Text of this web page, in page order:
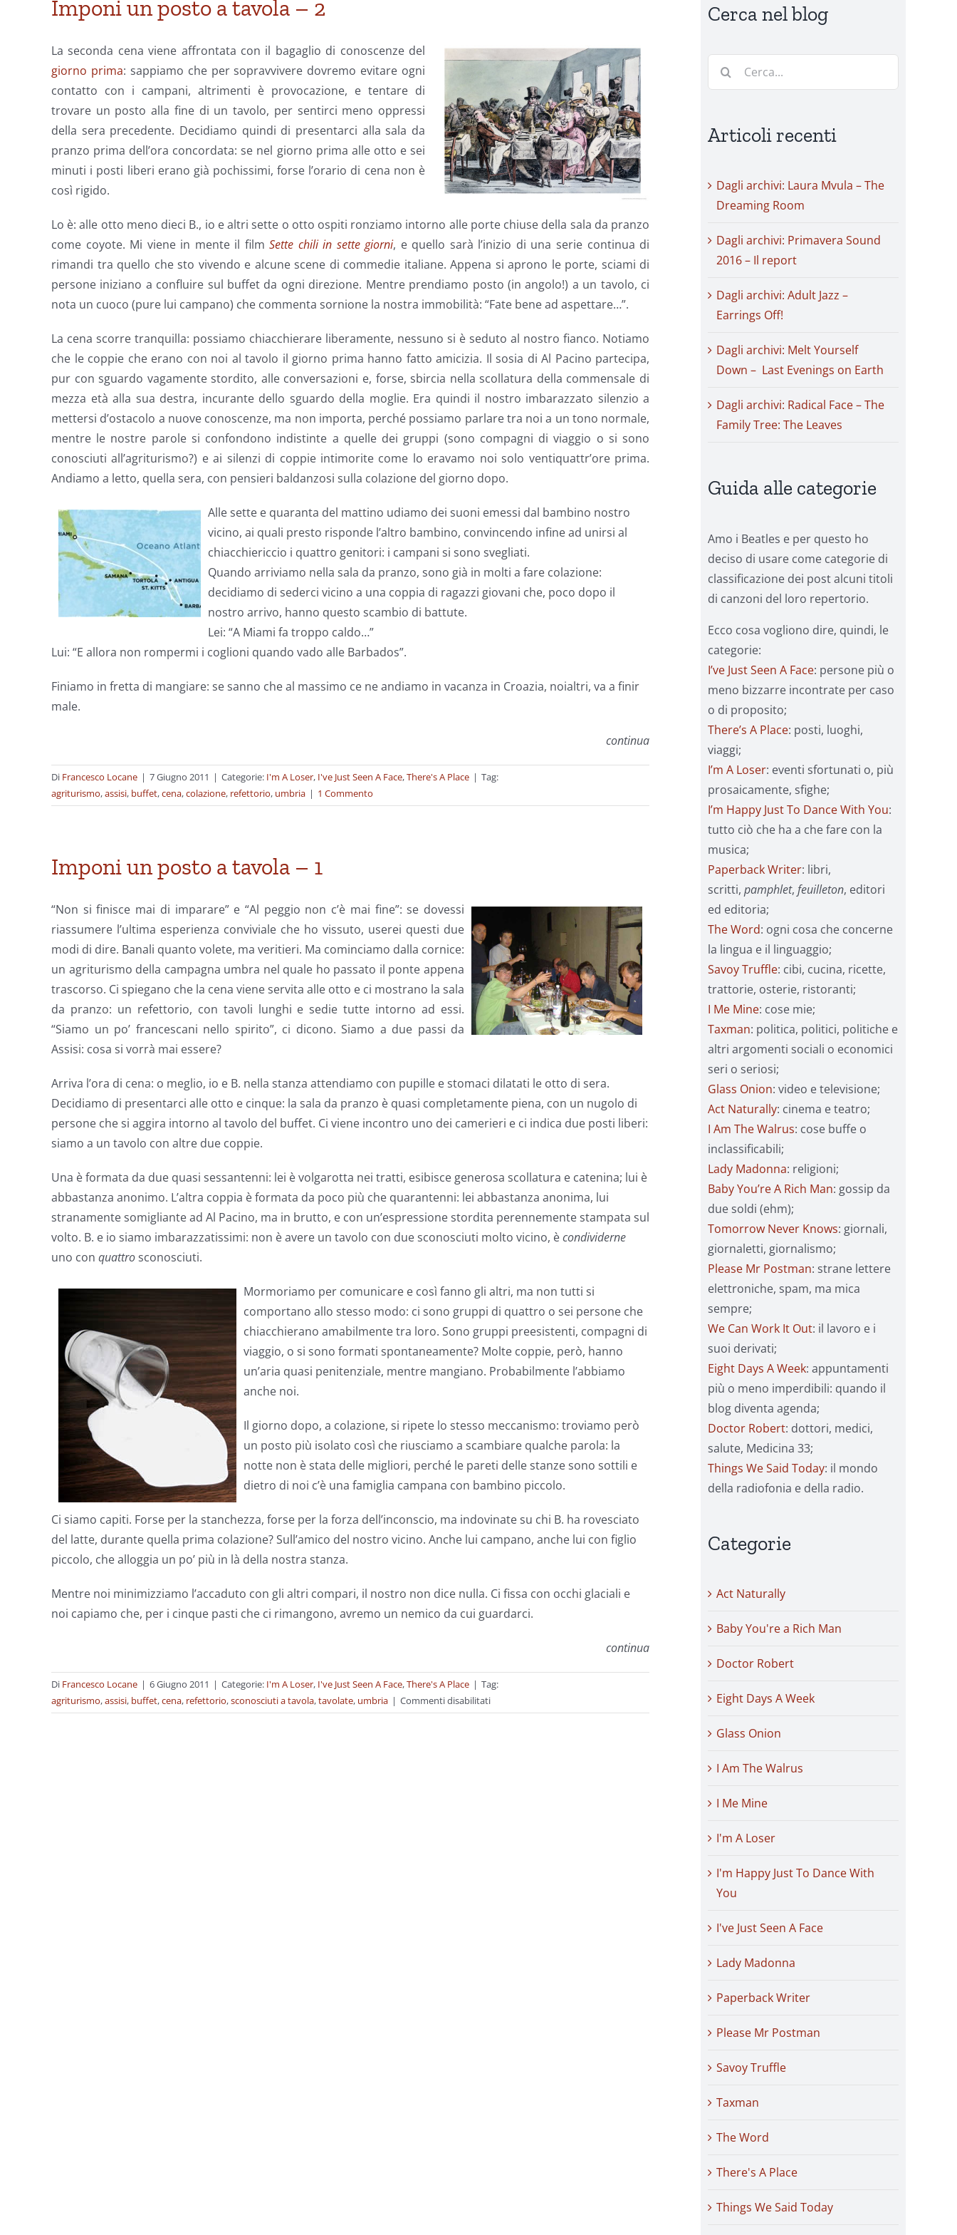
Imponi un posto a tavola – 2
La seconda cena viene affrontata con il bagaglio di conoscenze del
giorno prima: sappiamo che per sopravvivere dovremo evitare ogni
contatto con i campani, altrimenti è provocazione, e tentare di
trovare un posto alla fine di un tavolo, per sentirci meno oppressi
della sera precedente. Decidiamo quindi di presentarci alla sala da
pranzo prima dell’ora concordata: se nel giorno prima alle otto e sei
minuti i posti liberi erano già pochissimi, forse l’orario di cena non è
così rigido.
Lo è: alle otto meno dieci B., io e altri sette o otto ospiti ronziamo intorno alle porte chiuse della sala da pranzo
come coyote. Mi viene in mente il filmSette chili in sette giorni, e quello sarà l’inizio di una serie continua di
rimandi tra quello che sto vivendo e alcune scene di commedie italiane. Appena si aprono le porte, sciami di
persone iniziano a confluire sul buffet da ogni direzione. Mentre prendiamo posto (in angolo!) a un tavolo, ci
nota un cuoco (pure lui campano) che commenta sornione la nostra immobilità: “Fate bene ad aspettare…”.
La cena scorre tranquilla: possiamo chiacchierare liberamente, nessuno si è seduto al nostro fianco. Notiamo
che le coppie che erano con noi al tavolo il giorno prima hanno fatto amicizia. Il sosia di Al Pacino partecipa,
pur con sguardo vagamente stordito, alle conversazioni e, forse, sbircia nella scollatura della commensale di
mezza età alla sua destra, incurante dello sguardo della moglie. Era quindi il nostro imbarazzato silenzio a
mettersi d’ostacolo a nuove conoscenze, ma non importa, perché possiamo parlare tra noi a un tono normale,
mentre le nostre parole si confondono indistinte a quelle dei gruppi (sono compagni di viaggio o si sono
conosciuti all’agriturismo?) e ai silenzi di coppie intimorite come lo eravamo noi solo ventiquattr’ore prima.
Andiamo a letto, quella sera, con pensieri baldanzosi sulla colazione del giorno dopo.
Alle sette e quaranta del mattino udiamo dei suoni emessi dal bambino nostro
vicino, ai quali presto risponde l’altro bambino, convincendo infine ad unirsi al
chiacchiericcio i quattro genitori: i campani si sono svegliati.
Quando arriviamo nella sala da pranzo, sono già in molti a fare colazione:
decidiamo di sederci vicino a una coppia di ragazzi giovani che, poco dopo il
nostro arrivo, hanno questo scambio di battute.
Lei: “A Miami fa troppo caldo…”
Lui: “E allora non rompermi i coglioni quando vado alle Barbados”.
Finiamo in fretta di mangiare: se sanno che al massimo ce ne andiamo in vacanza in Croazia, noialtri, va a finir
male.
continua
Di Francesco Locane | 7 Giugno 2011 | Categorie: I'm A Loser, I've Just Seen A Face,There's A Place | Tag:
agriturismo,assisi, buffet,cena,colazione, refettorio, umbria | 1 Commento
Imponi un posto a tavola – 1
“Non si finisce mai di imparare” e “Al peggio non c’è mai fine”: se dovessi
riassumere l’ultima esperienza conviviale che ho vissuto, userei questi due
modi di dire. Banali quanto volete, ma veritieri. Ma cominciamo dalla cornice:
un agriturismo della campagna umbra nel quale ho passato il ponte appena
trascorso. Ci spiegano che la cena viene servita alle otto e ci mostrano la sala
da pranzo: un refettorio, con tavoli lunghi e sedie tutte intorno ad essi.
“Siamo un po’ francescani nello spirito”, ci dicono. Siamo a due passi da
Assisi: cosa si vorrà mai essere?
Arriva l’ora di cena: o meglio, io e B. nella stanza attendiamo con pupille e stomaci dilatati le otto di sera.
Decidiamo di presentarci alle otto e cinque: la sala da pranzo è quasi completamente piena, con un nugolo di
persone che si aggira intorno al tavolo del buffet. Ci viene incontro uno dei camerieri e ci indica due posti liberi:
siamo a un tavolo con altre due coppie.
Una è formata da due quasi sessantenni: lei è volgarotta nei tratti, esibisce generosa scollatura e catenina; lui è
abbastanza anonimo. L’altra coppia è formata da poco più che quarantenni: lei abbastanza anonima, lui
stranamente somigliante ad Al Pacino, ma in brutto, e con un’espressione stordita perennemente stampata sul
volto. B. e io siamo imbarazzatissimi: non è avere un tavolo con due sconosciuti molto vicino, ècondividerne
uno con quattrosconosciuti.
Mormoriamo per comunicare e così fanno gli altri, ma non tutti si
comportano allo stesso modo: ci sono gruppi di quattro o sei persone che
chiacchierano amabilmente tra loro. Sono gruppi preesistenti, compagni di
viaggio, o si sono formati spontaneamente? Molte coppie, però, hanno
un’aria quasi penitenziale, mentre mangiano. Probabilmente l’abbiamo
anche noi.
Il giorno dopo, a colazione, si ripete lo stesso meccanismo: troviamo però
un posto più isolato così che riusciamo a scambiare qualche parola: la
notte non è stata delle migliori, perché le pareti delle stanze sono sottili e
dietro di noi c’è una famiglia campana con bambino piccolo.
Ci siamo capiti. Forse per la stanchezza, forse per la forza dell’inconscio, ma indovinate su chi B. ha rovesciato
del latte, durante quella prima colazione? Sull’amico del nostro vicino. Anche lui campano, anche lui con figlio
piccolo, che alloggia un po’ più in là della nostra stanza.
Mentre noi minimizziamo l’accaduto con gli altri compari, il nostro non dice nulla. Ci fissa con occhi glaciali e
noi capiamo che, per i cinque pasti che ci rimangono, avremo un nemico da cui guardarci.
continua
Di Francesco Locane | 6 Giugno 2011 | Categorie: I'm A Loser, I've Just Seen A Face,There's A Place | Tag:
agriturismo,assisi, buffet,cena, refettorio,sconosciuti a tavola,tavolate, umbria | Commenti disabilitatisu
Imponi
Cerca nel blog
Cerca
Articoli recenti
Dagli archivi: Laura Mvula – The
Dreaming Room
Dagli archivi: Primavera Sound
2016 – Il report
Dagli archivi: Adult Jazz –
Earrings Off!
Dagli archivi: Melt Yourself
Down – Last Evenings on Earth
Dagli archivi: Radical Face – The
Family Tree: The Leaves
Guida alle categorie
Amo i Beatles e per questo ho
deciso di usare come categorie di
classificazione dei post alcuni titoli
di canzoni del loro repertorio.
Ecco cosa vogliono dire, quindi, le
categorie:
I’ve Just Seen A Face: persone più o
meno bizzarre incontrate per caso
o di proposito;
There’s A Place: posti, luoghi,
viaggi;
I’m A Loser: eventi sfortunati o, più
prosaicamente, sfighe;
I’m Happy Just To Dance With You:
tutto ciò che ha a che fare con la
musica;
Paperback Writer: libri,
scritti, pamphlet, feuilleton, editori
ed editoria;
The Word: ogni cosa che concerne
la lingua e il linguaggio;
Savoy Truffle: cibi, cucina, ricette,
trattorie, osterie, ristoranti;
I Me Mine: cose mie;
Taxman: politica, politici, politiche e
altri argomenti sociali o economici
seri o seriosi;
Glass Onion: video e televisione;
Act Naturally: cinema e teatro;
I Am The Walrus: cose buffe o
inclassificabili;
Lady Madonna: religioni;
Baby You’re A Rich Man: gossip da
due soldi (ehm);
Tomorrow Never Knows: giornali,
giornaletti, giornalismo;
Please Mr Postman: strane lettere
elettroniche, spam, ma mica
sempre;
We Can Work It Out: il lavoro e i
suoi derivati;
Eight Days A Week: appuntamenti
più o meno imperdibili: quando il
blog diventa agenda;
Doctor Robert: dottori, medici,
salute, Medicina 33;
Things We Said Today: il mondo
della radiofonia e della radio.
Categorie
Act Naturally
Baby You're a Rich Man
Doctor Robert
Eight Days A Week
Glass Onion
I Am The Walrus
I Me Mine
I'm A Loser
I'm Happy Just To Dance With
You
I've Just Seen A Face
Lady Madonna
Paperback Writer
Please Mr Postman
Savoy Truffle
Taxman
The Word
There's A Place
Things We Said Today